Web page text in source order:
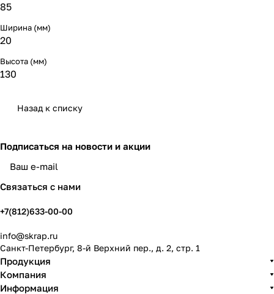
85
Ширина (мм)
20
Высота (мм)
130
Назад к списку
Подписаться на новости и акции
Связаться с нами
+7(812)633-00-00
info@skrap.ru
Санкт-Петербург, 8-й Верхний пер., д. 2, стр. 1
Продукция
Компания
Информация